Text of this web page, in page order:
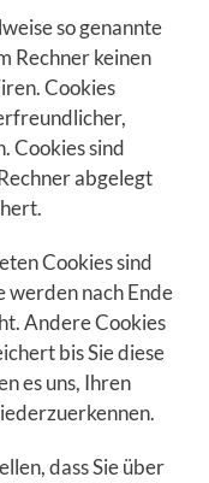
so genannte
Rechner keinen
Cookies
Cookies sind
abgelegt
Cookies sind
werden nach Ende
Andere Cookies
bis Sie diese
es uns, Ihren
dass Sie über